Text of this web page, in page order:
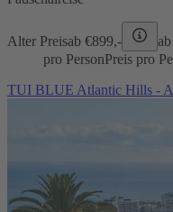
Alter Preisab €899,-
pro PersonPreis pro
TUI BLUE Atlantic Hills -